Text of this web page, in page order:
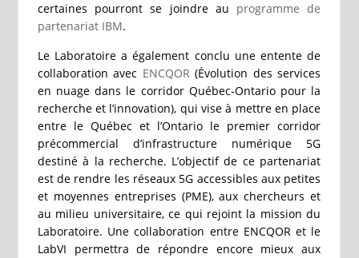
certaines pourront se joindre au programme de
partenariat IBM.
Le Laboratoire a également conclu une entente de
collaboration avec ENCQOR (Évolution des services
en nuage dans le corridor Québec-Ontario pour la
recherche et l’innovation), qui vise à mettre en place
entre le Québec et l’Ontario le premier corridor
précommercial d’infrastructure numérique 5G
destiné à la recherche. L’objectif de ce partenariat
est de rendre les réseaux 5G accessibles aux petites
et moyennes entreprises (PME), aux chercheurs et
au milieu universitaire, ce qui rejoint la mission du
Laboratoire. Une collaboration entre ENCQOR et le
LabVI permettra de répondre encore mieux aux